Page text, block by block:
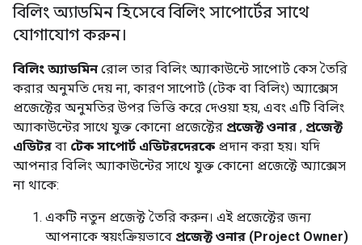
বিলিং অ্যাডমিন হিসেবে বিলিং সাপোর্টের সাথে
যোগাযোগ করুন।
বিলিং অ্যাডমিন রোল তার বিলিং অ্যাকাউন্টে সাপোর্ট কেস তৈরি
করার অনুমতি দেয় না, কারণ সাপোর্ট (টেক বা বিলিং) অ্যাক্সেস
প্রজেক্টের অনুমতির উপর ভিত্তি করে দেওয়া হয়, এবং এটি বিলিং
অ্যাকাউন্টের সাথে যুক্ত কোনো প্রজেক্টের প্রজেক্ট ওনার , প্রজেক্ট
এডিটর বা টেক সাপোর্ট এডিটরদেরকে প্রদান করা হয়। যদি
আপনার বিলিং অ্যাকাউন্টের সাথে যুক্ত কোনো প্রজেক্টে অ্যাক্সেস
না থাকে:
একটি নতুন প্রজেক্ট তৈরি করুন। এই প্রজেক্টের জন্য
আপনাকে স্বয়ংক্রিয়ভাবে প্রজেক্ট ওনার (Project Owner)